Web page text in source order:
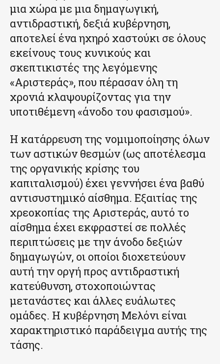
μια χώρα με μια δημαγωγική,
αντιδραστική, δεξιά κυβέρνηση,
αποτελεί ένα ηχηρό χαστούκι σε όλους
εκείνους τους κυνικούς και
σκεπτικιστές της λεγόμενης
«Αριστεράς», που πέρασαν όλη τη
χρονιά κλαψουρίζοντας για την
υποτιθέμενη «άνοδο του φασισμού».
Η κατάρρευση της νομιμοποίησης όλων
των αστικών θεσμών (ως αποτέλεσμα
της οργανικής κρίσης του
καπιταλισμού) έχει γεννήσει ένα βαθύ
αντισυστημικό αίσθημα. Εξαιτίας της
χρεοκοπίας της Αριστεράς, αυτό το
αίσθημα έχει εκφραστεί σε πολλές
περιπτώσεις με την άνοδο δεξιών
δημαγωγών, οι οποίοι διοχετεύουν
αυτή την οργή προς αντιδραστική
κατεύθυνση, στοχοποιώντας
μετανάστες και άλλες ευάλωτες
ομάδες. Η κυβέρνηση Μελόνι είναι
χαρακτηριστικό παράδειγμα αυτής της
τάσης.